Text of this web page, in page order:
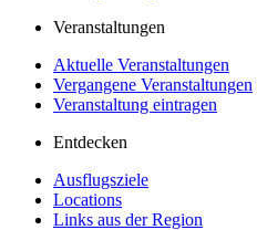
Veranstaltungen
Aktuelle Veranstaltungen
Vergangene Veranstaltungen
Veranstaltung eintragen
Entdecken
Ausflugsziele
Locations
Links aus der Region